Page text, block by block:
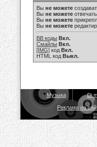
Вы не можете
Вы не можете
Вы не можете
Вы не можете
BB коды Вкл.
Смайлы Вкл.
[IMG] код Вкл.
HTML код Выкл.
Музыка Dj
Реклама на